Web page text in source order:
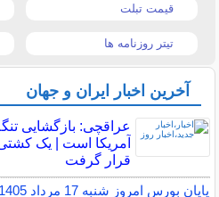
قیمت تبلت
تیتر روزنامه ها
آخرین اخبار ایران و جهان
عراقچی: بازگشایی
آمریکا است | یک
قرار گرفت